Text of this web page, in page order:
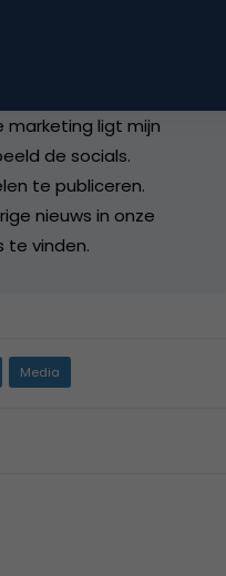
marketing ligt mijn
de socials.
te publiceren.
nieuws in onze
te vinden.
Media